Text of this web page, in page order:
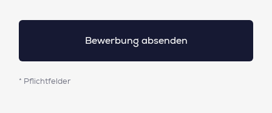
* Pflichtfelder